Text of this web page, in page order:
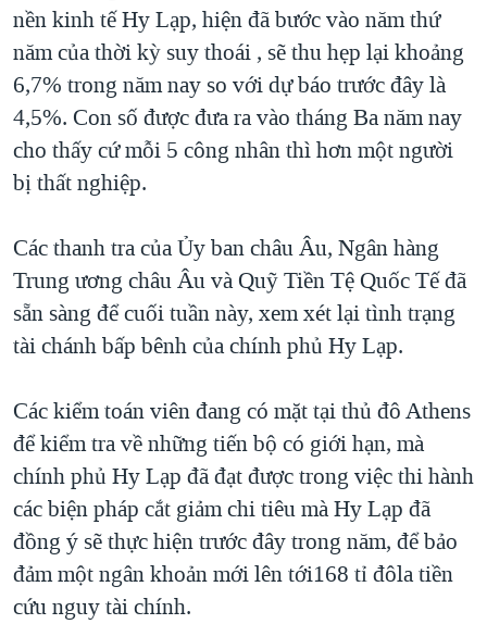
nền kinh tế Hy Lạp, hiện đã bước vào năm thứ
năm của thời kỳ suy thoái , sẽ thu hẹp lại khoảng
6,7% trong năm nay so với dự báo trước đây là
4,5%. Con số được đưa ra vào tháng Ba năm nay
cho thấy cứ mỗi 5 công nhân thì hơn một người
bị thất nghiệp.
Các thanh tra của Ủy ban châu Âu, Ngân hàng
Trung ương châu Âu và Quỹ Tiền Tệ Quốc Tế đã
sẵn sàng để cuối tuần này, xem xét lại tình trạng
tài chánh bấp bênh của chính phủ Hy Lạp.
Các kiểm toán viên đang có mặt tại thủ đô Athens
để kiểm tra về những tiến bộ có giới hạn, mà
chính phủ Hy Lạp đã đạt được trong việc thi hành
các biện pháp cắt giảm chi tiêu mà Hy Lạp đã
đồng ý sẽ thực hiện trước đây trong năm, để bảo
đảm một ngân khoản mới lên tới168 tỉ đôla tiền
cứu nguy tài chính.